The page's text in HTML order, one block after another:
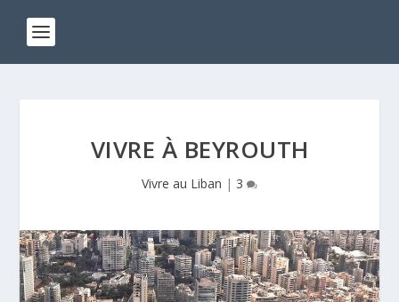
VIVRE À BEYROUTH
Vivre au Liban | 3